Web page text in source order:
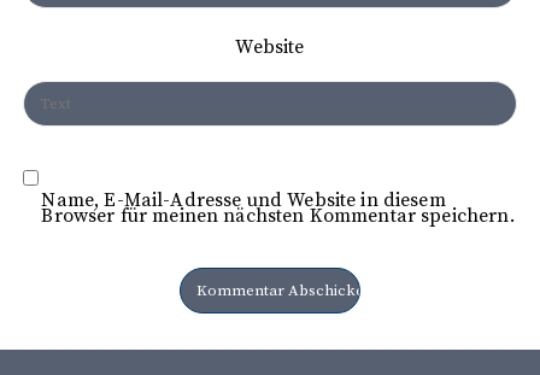
Website
Name, E-Mail-Adresse und Website in diesem
Browser für meinen nächsten Kommentar speichern.